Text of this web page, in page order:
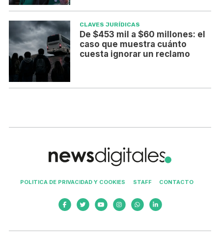
CLAVES JURÍDICAS
De $453 mil a $60 millones: el
caso que muestra cuánto
cuesta ignorar un reclamo
POLITICA DE PRIVACIDAD Y COOKIES STAFF CONTACTO